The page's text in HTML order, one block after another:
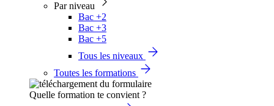
Par niveau
Bac +2
Bac +3
Bac +5
Tous les niveaux
Toutes les formations
Quelle formation te convient ?